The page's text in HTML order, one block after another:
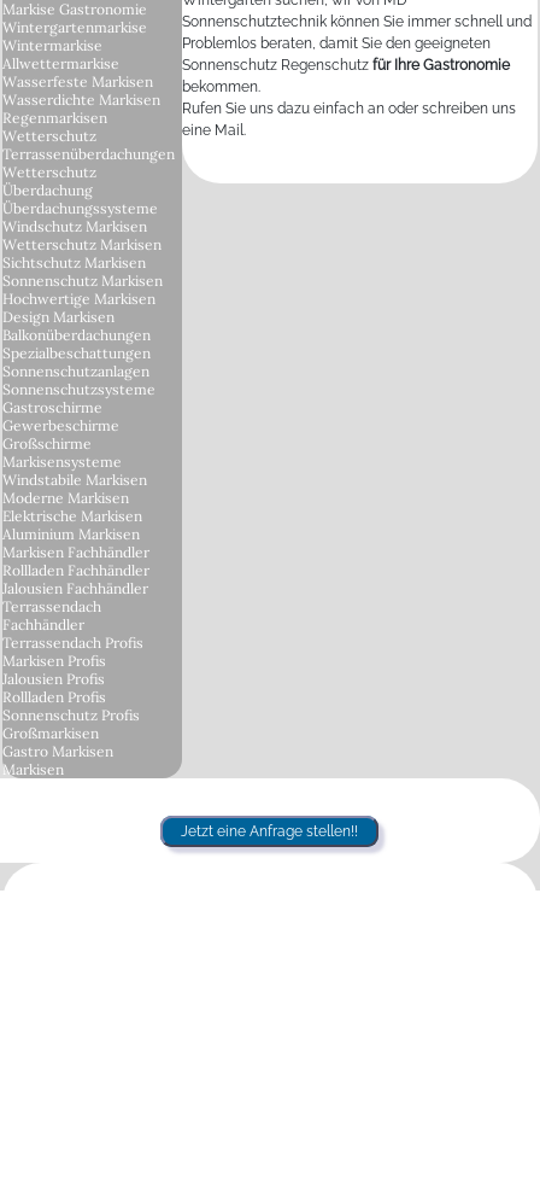
Sonnenschutztechnik können Sie immer schnell und
Problemlos beraten, damit Sie den geeigneten
Sonnenschutz Regenschutzfür Ihre Gastronomie
bekommen.
Rufen Sie uns dazu einfach an oder schreiben uns
eine Mail.
Markise Gastronomie
Wintergartenmarkise
Wintermarkise
Allwettermarkise
Wasserfeste Markisen
Wasserdichte Markisen
Regenmarkisen
Wetterschutz
Terrassenüberdachungen
Wetterschutz
Überdachung
Überdachungssysteme
Windschutz Markisen
Wetterschutz Markisen
Sichtschutz Markisen
Sonnenschutz Markisen
Hochwertige Markisen
Design Markisen
Balkonüberdachungen
Spezialbeschattungen
Sonnenschutzanlagen
Sonnenschutzsysteme
Gastroschirme
Gewerbeschirme
Großschirme
Markisensysteme
Windstabile Markisen
Moderne Markisen
Elektrische Markisen
Aluminium Markisen
Markisen Fachhändler
Rollladen Fachhändler
Jalousien Fachhändler
Terrassendach
Fachhändler
Terrassendach Profis
Markisen Profis
Jalousien Profis
Rollladen Profis
Sonnenschutz Profis
Großmarkisen
Gastro Markisen
Markisen
Jetzt eine Anfrage stellen!!